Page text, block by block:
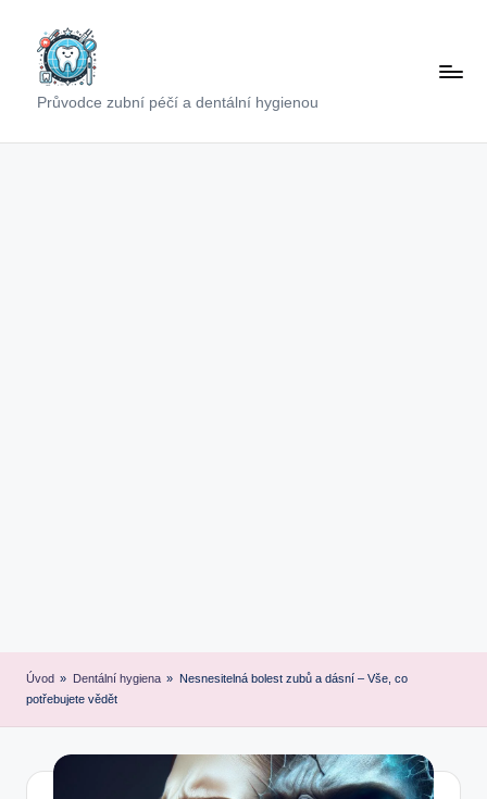
contentPrůvodce zubní péčí a dentální hygienou
Úvod » Dentální hygiena » Nesnesitelná bolest zubů a dásní – Vše, co
potřebujete vědět